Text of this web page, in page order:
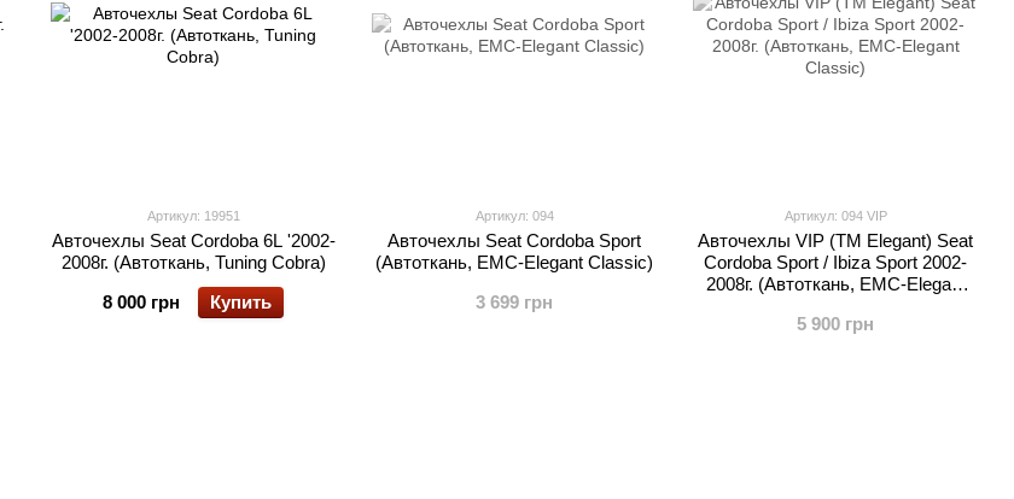
Артикул: 19951
Авточехлы Seat Cordoba 6L '2002-
2008г. (Автоткань, Tuning Cobra)
8 000 грн
Купить
Артикул: 094
Авточехлы Seat Cordoba Sport
(Автоткань, EMC-Elegant Classic)
3 699 грн
Артикул: 094 VIP
Авточехлы VIP (TM Elegant) Seat
Cordoba Sport / Ibiza Sport 2002-
2008г. (Автоткань, EMC-Elegant
5 900 грн